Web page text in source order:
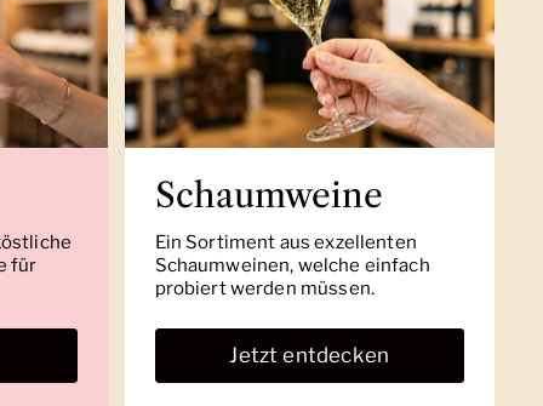
für
Schaumweine
Ein Sortiment aus exzellenten
Schaumweinen, welche einfach
probiert werden müssen.
Jetzt entdecken